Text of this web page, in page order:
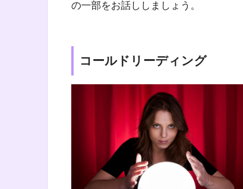
の一部をお話ししましょう。
コールドリーディング